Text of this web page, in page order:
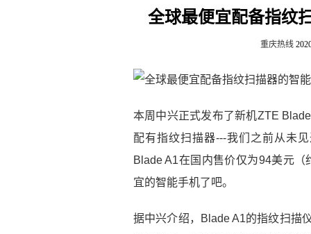
全球最便宜配备指纹
重庆热线
本周中兴正式发布了新机ZTE
配有指纹扫描器---我们之前从未
Blade A1在国内售价仅为94美元
宜的智能手机了吧。
据中兴介绍，Blade A1的指纹扫描